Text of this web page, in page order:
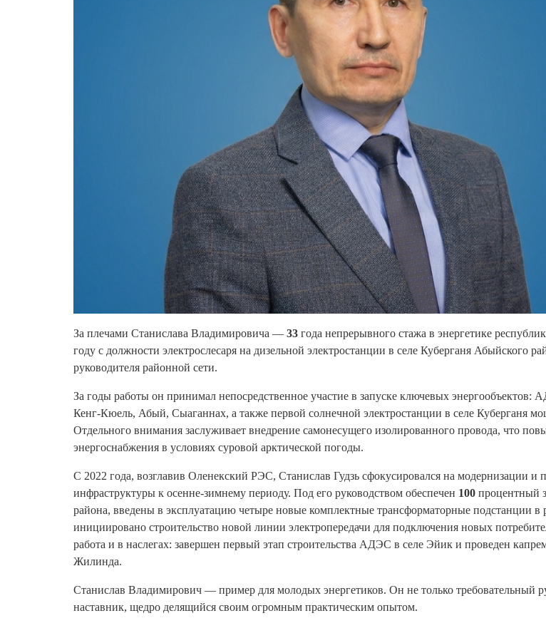
За плечами Станислава Владимировича — 33 года непрерывного стажа в энергетике
году с должности электрослесаря на дизельной электростанции в селе Куберганя Абыйского
руководителя районной сети.
За годы работы он принимал непосредственное участие в запуске ключевых энергообъектов:
Кенг-Кюель, Абый, Сыаганнах, а также первой солнечной электростанции в селе Куберганя
Отдельного внимания заслуживает внедрение самонесущего изолированного провода, что
энергоснабжения в условиях суровой арктической погоды.
С 2022 года, возглавив Оленекский РЭС, Станислав Гудзь сфокусировался на модернизации и
инфраструктуры к осенне-зимнему периоду. Под его руководством обеспечен 100 процентный
района, введены в эксплуатацию четыре новые комплектные трансформаторные подстанции в
инициировано строительство новой линии электропередачи для подключения новых
работа и в наслегах: завершен первый этап строительства АДЭС в селе Эйик и проведен
Жилинда.
Станислав Владимирович — пример для молодых энергетиков. Он не только требовательный
наставник, щедро делящийся своим огромным практическим опытом.